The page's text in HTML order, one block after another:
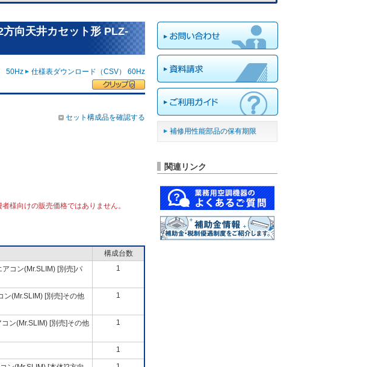
向天井カセット形 PLZ-
50Hz 仕様表ダウンロード（CSV） 60Hz
セット構成品を確認する
様向けの販売価格ではありません。
構成台数
コン(Mr.SLIM) [別売]パ
1
ン(Mr.SLIM) [別売]その他
1
ン(Mr.SLIM) [別売]その他
1
1
補修用性能部品の保有期限
関連リンク